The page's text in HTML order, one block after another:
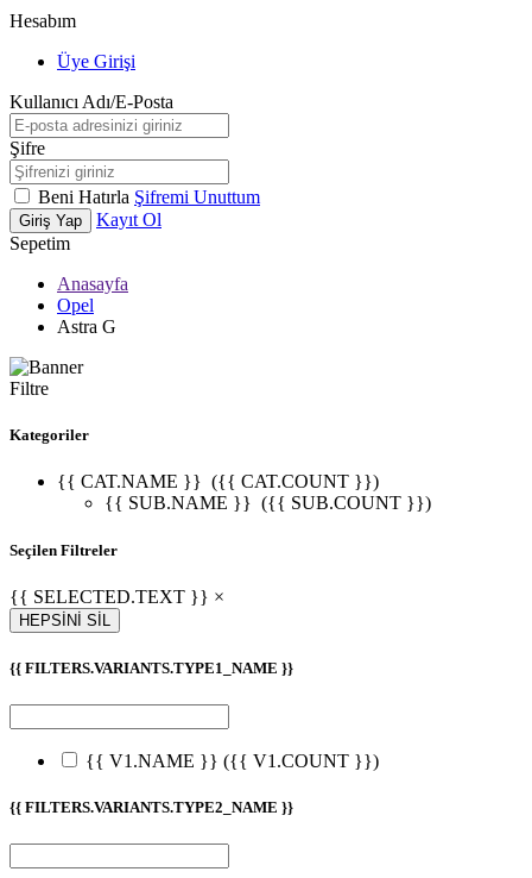
Hesabım
Üye Girişi
Kullanıcı Adı/E-Posta
Şifre
Beni Hatırla Şifremi Unuttum
Giriş Yap
Kayıt Ol
Sepetim
Anasayfa
Opel
Astra G
Filtre
Kategoriler
{{ CAT.NAME }} ({{ CAT.COUNT }})
{{ SUB.NAME }} ({{ SUB.COUNT }})
Seçilen Filtreler
{{ SELECTED.TEXT }} ×
HEPSİNİ SİL
{{ FILTERS.VARIANTS.TYPE1_NAME }}
{{ V1.NAME }} ({{ V1.COUNT }})
{{ FILTERS.VARIANTS.TYPE2_NAME }}